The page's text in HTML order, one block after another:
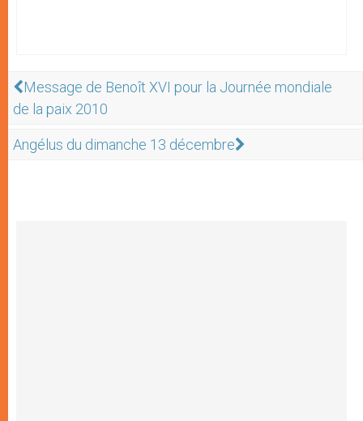
Message de Benoît XVI pour la Journée mondiale
de la paix 2010
Angélus du dimanche 13 décembre